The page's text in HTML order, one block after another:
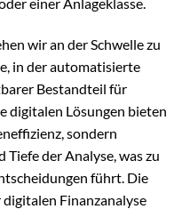
wir an der Schwelle zu
in der automatisierte
Bestandteil für
digitalen Lösungen bieten
sondern
der Analyse, was zu
führt. Die
Finanzanalyse